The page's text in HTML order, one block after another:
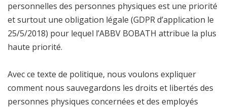
personnelles des personnes physiques est une priorité
et surtout une obligation légale (GDPR d’application le
25/5/2018) pour lequel l’ABBV BOBATH attribue la plus
haute priorité.
Avec ce texte de politique, nous voulons expliquer
comment nous sauvegardons les droits et libertés des
personnes physiques concernées et des employés